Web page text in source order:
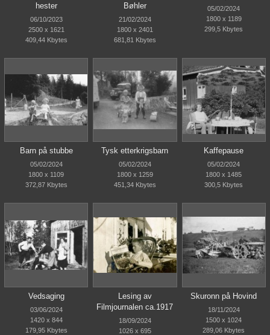
hester
06/10/2023
2500 x 1621
409,44 Kbytes
Bøhler
21/02/2024
1800 x 2401
681,81 Kbytes
05/02/2024
1800 x 1189
299,5 Kbytes
Barn på stubbe
05/02/2024
1800 x 1109
372,87 Kbytes
Tysk etterkrigsbarn
05/02/2024
1800 x 1259
451,34 Kbytes
Kaffepause
05/02/2024
1800 x 1485
300,5 Kbytes
Vedsaging
03/06/2024
1420 x 844
179,95 Kbytes
Lesing av
Filmjournalen ca.1917
18/09/2024
1026 x 695
Skuronn på Hovind
18/11/2024
1500 x 1024
289,06 Kbytes